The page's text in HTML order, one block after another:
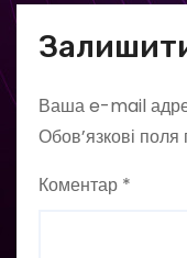
Ваша e-mail
Обов’язкові поля
Коментар *